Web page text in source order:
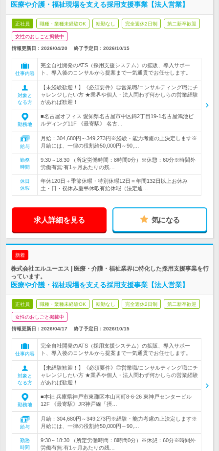
医療や介護・福祉現場を支える採用支援事業【法人営業】
正社員 職種・業種未経験OK 転勤なし 完全週休2日制 第二新卒歓迎
女性のおしごと掲載中
情報更新日：2026/04/20 終了予定日： 2026/10/15
仕事内容
完全自社開発のATS（採用支援システム）の拡販、導入サポー
ト、導入後のコンサルから提案まで一気通貫でお任せします。
対象と
なる方
【未経験歓迎！】《必須要件》◎営業職/コンサルティング職にチ
ャレンジしたい方 ★業界や個人・法人問わず何かしらの営業経験
があれば歓迎！
勤務地
■名古屋オフィス 愛知県名古屋市中区錦2丁目19-1名古屋鴻池ビ
ルディング11F 《最寄駅》 名古…
給与
月給：304,680円～349,273円※経験・能力考慮の上決定します※
月給には、一律の役割給50,000円～90,…
勤務
時間
9:30～18:30 （所定労働時間：8時間0分）※休憩：60分※時間外
労働有無:有1ヶ月あたりの残…
休日
休暇
年休120日＋季節休暇・特別休暇12日＝年間132日以上お休み
土・日・祝休み慶弔休暇有給休暇（法定通…
求人詳細を見る 気になる
新着
株式会社エルユーエス | 医療・介護・福祉業界に特化した採用支援事業を行
っています。
医療や介護・福祉現場を支える採用支援事業【法人営業】
正社員 職種・業種未経験OK 転勤なし 完全週休2日制 第二新卒歓迎
女性のおしごと掲載中
情報更新日：2026/04/17 終了予定日： 2026/10/15
仕事内容
完全自社開発のATS（採用支援システム）の拡販、導入サポー
ト、導入後のコンサルから提案まで一気通貫でお任せします。
対象と
なる方
【未経験歓迎！】《必須要件》◎営業職/コンサルティング職にチ
ャレンジしたい方 ★業界や個人・法人問わず何かしらの営業経験
があれば歓迎！
勤務地
■本社 兵庫県神戸市東灘区本山南町8-6-26 東神戸センタービル
12F 《最寄駅》JR神戸線「摂…
給与
月給：304,680円～349,273円※経験・能力考慮の上決定します※
月給には、一律の役割給50,000円～90,…
勤務
時間
9:30～18:30 （所定労働時間：8時間0分）※休憩：60分※時間外
労働有無:有1ヶ月あたりの残…